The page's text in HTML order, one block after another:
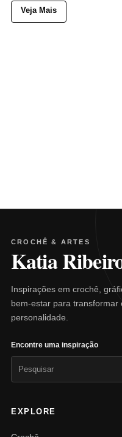
Veja Mais
CROCHÊ & ARTES
Katia
Inspirações em crochê,
bem-estar para transformar
personalidade.
Encontre uma inspiração
EXPLORE